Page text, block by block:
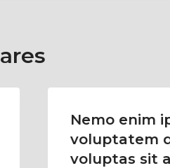
Nemo enim
voluptatem
voluptas sit